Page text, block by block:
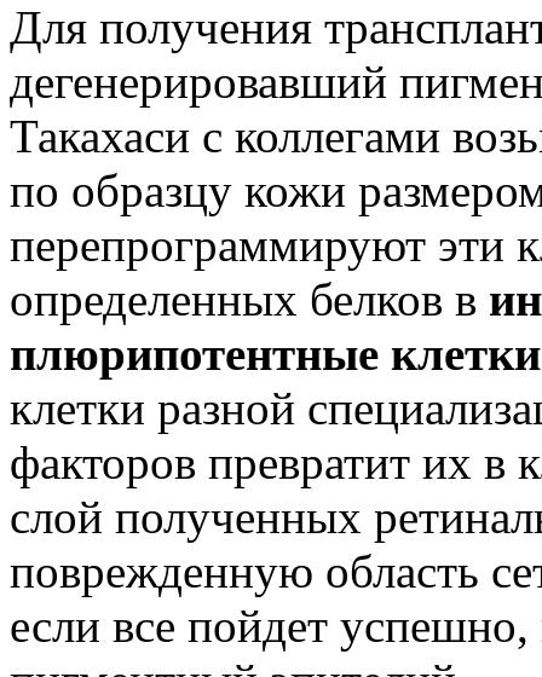
Для получения
дегенерировавший
Такахаси с коллегами
по образцу кожи
перепрограммируют эти
определенных белков в
плюрипотентные клетки
клетки разной
факторов превратит их в
слой полученных
поврежденную область
если все пойдет успешно,